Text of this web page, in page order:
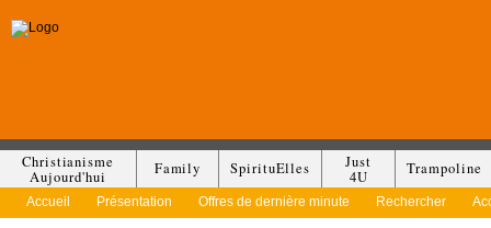
Christianisme
Aujourd'hui
Family SpirituElles
Just
4U
Trampoline
Accueil Présentation Offres de dernière minute Rechercher